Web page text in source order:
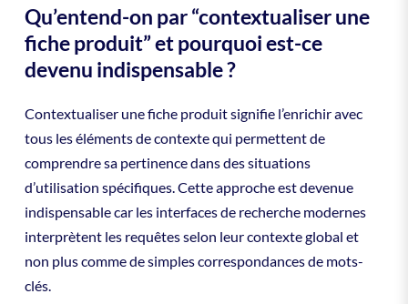
Qu’entend-on par “contextualiser une
fiche produit” et pourquoi est-ce
devenu indispensable ?
Contextualiser une fiche produit signifie l’enrichir avec
tous les éléments de contexte qui permettent de
comprendre sa pertinence dans des situations
d’utilisation spécifiques. Cette approche est devenue
indispensable car les interfaces de recherche modernes
interprètent les requêtes selon leur contexte global et
non plus comme de simples correspondances de mots-
clés.